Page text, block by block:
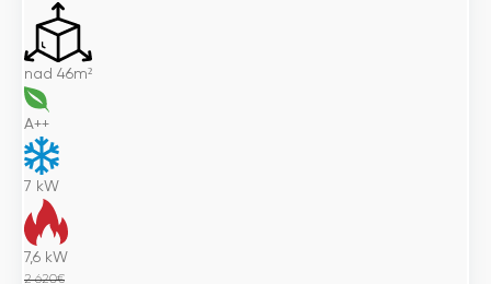
nad 46m²
A++
7 kW
7,6 kW
2 620€